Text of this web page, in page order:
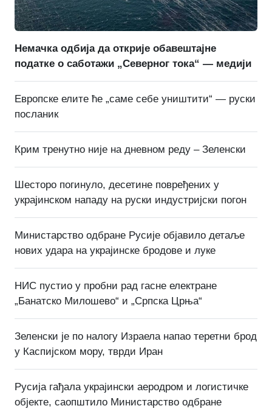
Немачка одбија да открије обавештајне
податке о саботажи „Северног тока“ — медији
Европске елите ће „саме себе уништити“ — руски
посланик
Крим тренутно није на дневном реду – Зеленски
Шесторо погинуло, десетине повређених у
украјинском нападу на руски индустријски погон
Министарство одбране Русије објавило детаље
нових удара на украјинске бродове и луке
НИС пустио у пробни рад гасне електране
„Банатско Милошево“ и „Српска Црња“
Зеленски је по налогу Израела напао теретни брод
у Каспијском мору, тврди Иран
Русија гађала украјински аеродром и логистичке
објекте, саопштило Министарство одбране